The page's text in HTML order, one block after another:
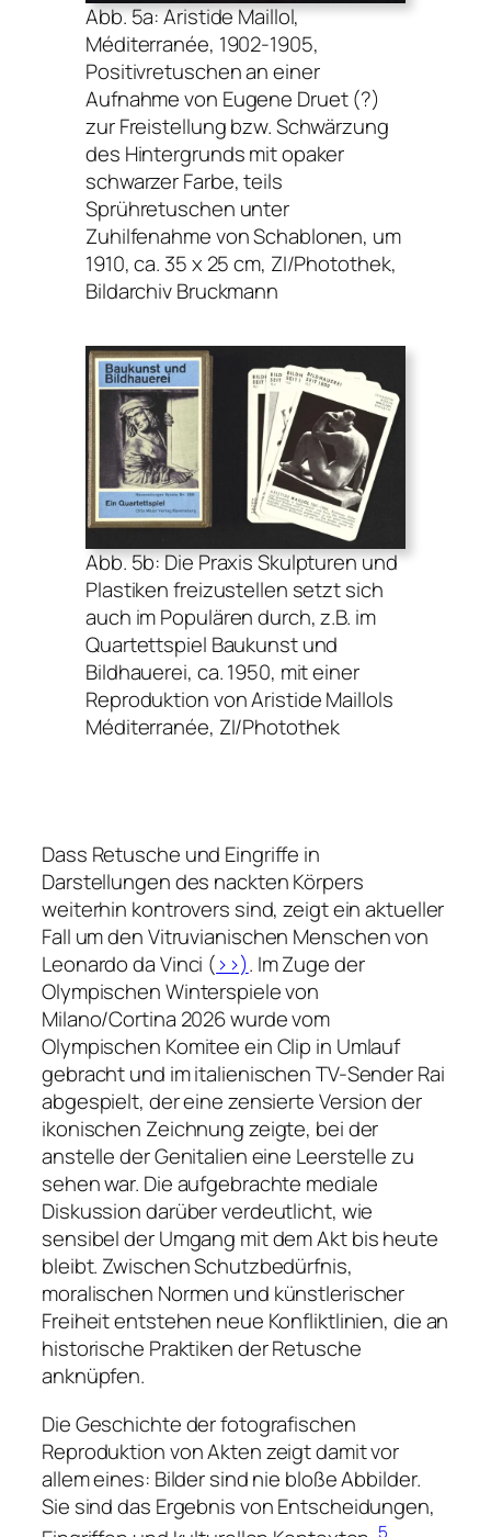
Abb. 5a: Aristide Maillol,
Méditerranée, 1902-1905,
Positivretuschen an einer
Aufnahme von Eugene Druet (?)
zur Freistellung bzw. Schwärzung
des Hintergrunds mit opaker
schwarzer Farbe, teils
Sprühretuschen unter
Zuhilfenahme von Schablonen, um
1910, ca. 35 x 25 cm, ZI/Photothek,
Bildarchiv Bruckmann
Abb. 5b: Die Praxis Skulpturen und
Plastiken freizustellen setzt sich
auch im Populären durch, z.B. im
Quartettspiel Baukunst und
Bildhauerei, ca. 1950, mit einer
Reproduktion von Aristide Maillols
Méditerranée, ZI/Photothek
Dass Retusche und Eingriffe in
Darstellungen des nackten Körpers
weiterhin kontrovers sind, zeigt ein aktueller
Fall um denVitruvianischen Menschenvon
Leonardo da Vinci (>>). Im Zuge der
Olympischen Winterspiele von
Milano/Cortina 2026 wurde vom
Olympischen Komitee ein Clip in Umlauf
gebracht und im italienischen TV-Sender Rai
abgespielt, der eine zensierte Version der
ikonischen Zeichnung zeigte, bei der
anstelle der Genitalien eine Leerstelle zu
sehen war. Die aufgebrachte mediale
Diskussion darüber verdeutlicht, wie
sensibel der Umgang mit dem Akt bis heute
bleibt. Zwischen Schutzbedürfnis,
moralischen Normen und künstlerischer
Freiheit entstehen neue Konfliktlinien, die an
historische Praktiken der Retusche
anknüpfen.
Die Geschichte der fotografischen
Reproduktion von Akten zeigt damit vor
allem eines: Bilder sind nie bloße Abbilder.
Sie sind das Ergebnis von Entscheidungen,
5